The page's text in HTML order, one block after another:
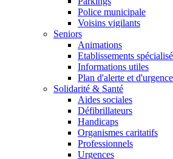
Police municipale
Voisins vigilants
Seniors
Animations
Etablissements
Informations utiles
Plan d'alerte et d'urgence
Solidarité & Santé
Aides sociales
Défibrillateurs
Handicaps
Organismes caritatifs
Professionnels
Urgences